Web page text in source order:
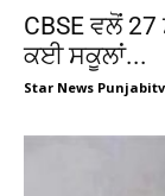
CBSE ਵਲੋਂ 27
ਕਈ ਸਕੂਲਾਂ...
Star News Punjabitv